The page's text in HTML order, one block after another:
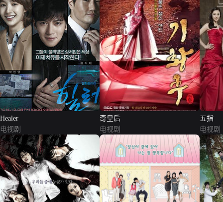
Healer
电视剧
奇皇后
电视剧
五指
电视剧